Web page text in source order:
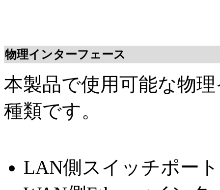
物理インターフェース
本製品で使用可能な物
種類です。
LAN側スイッチポー